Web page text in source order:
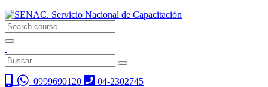
0999690120
04-2302745